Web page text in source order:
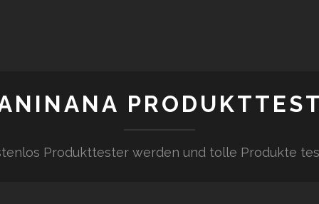
Produkttester werden und tolle Produkte